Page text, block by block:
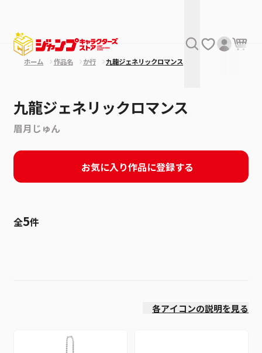
ホーム 作品名 か行 九龍ジェネリックロマンス
九龍ジェネリックロマンス
眉月じゅん
お気に入り作品に登録する
全5件
各アイコンの説明を見る